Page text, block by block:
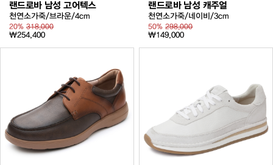
랜드로바 남성 고어텍스
천연소가죽/브라운/4cm
20% 318,000
₩254,400
랜드로바 남성 캐주얼
천연소가죽/네이비/3cm
50%298,000
₩149,000